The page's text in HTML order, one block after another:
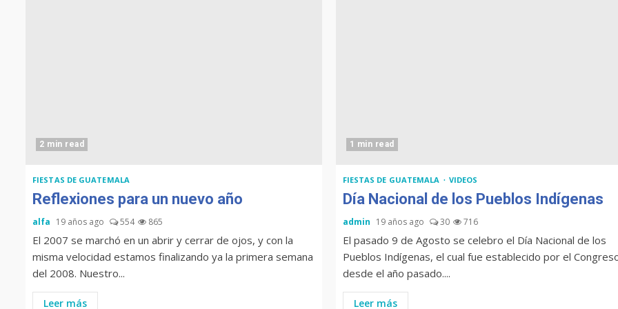
2 min read
FIESTAS DE GUATEMALA
Reflexiones para un nuevo año
alfa 19 años ago 554 865
El 2007 se marchó en un abrir y cerrar de ojos, y con la
misma velocidad estamos finalizando ya la primera semana
del 2008. Nuestro...
Leer más
1 min read
FIESTAS DE GUATEMALA VIDEOS
Día Nacional de los Pueblos Indígenas
admin 19 años ago 30 716
El pasado 9 de Agosto se celebro el Día Nacional de los
Pueblos Indígenas, el cual fue establecido por el
desde el año pasado....
Leer más